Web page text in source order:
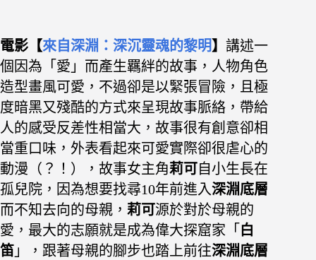
電影【來自深淵：深沉靈魂的黎明 】 講述一
個因為「愛」而產生羈絆的故事，人物角色
造型畫風可愛，不過卻是以緊張冒險，且極
度暗黑又殘酷的方式來呈現故事脈絡，帶給
人的感受反差性相當大，故事很有創意卻相
當重口味，外表看起來可愛實際卻很虐心的
動漫（？！），故事女主角莉可自小生長在
孤兒院，因為想要找尋10年前進入深淵底層
而不知去向的母親， 莉可源於對於母親的
愛，最大的志願就是成為偉大探窟家「 白
笛 」，跟著母親的腳步也踏上前往深淵底層